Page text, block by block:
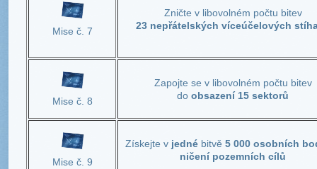
Mise č. 7
Zničte v libovolném počtu bitev
23 nepřátelských víceúčelových
Mise č. 8
Zapojte se v libovolném počtu bitev
do obsazení 15 sektorů
Mise č. 9
Získejte v jednébitvě 5 000 osobních
ničení pozemních cílů